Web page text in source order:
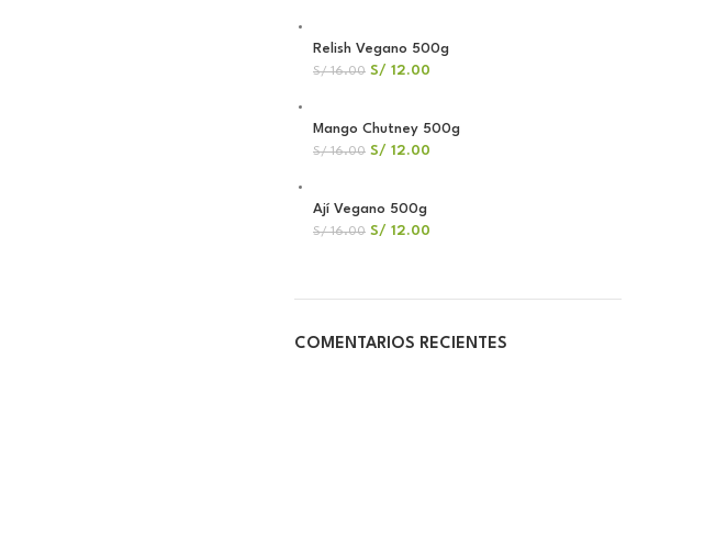
Relish Vegano 500g
S/16.00 S/ 12.00
Mango Chutney 500g
S/16.00 S/ 12.00
Ají Vegano 500g
S/16.00 S/ 12.00
COMENTARIOS RECIENTES